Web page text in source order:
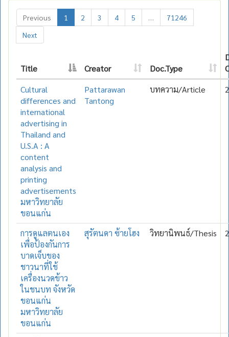
Previous 1 2 3 4 5 …
71246
Next
Title Creator Doc.Type
Cultural
differences and
international
advertising in
Thailand and
U.S.A : A
content
analysis and
printing
advertisements
มหาวิทยาลัย
ขอนแก่น
Pattarawan
Tantong
บทความ/Article
การดูแลตนเอง
เพื่อป้องกันการ
บาดเจ็บของ
ชาวนาที่ใช้
เครื่องนวดข้าว
ในชนบท จังหวัด
ขอนแก่น
มหาวิทยาลัย
ขอนแก่น
สุรัตนดา ซ้ายโฮง วิทยานิพนธ์/Thesis